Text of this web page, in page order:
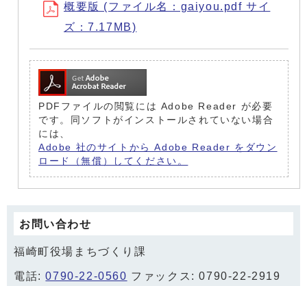
概要版 (ファイル名：gaiyou.pdf サイ
ズ：7.17MB)
PDFファイルの閲覧には Adobe Reader が必要
です。同ソフトがインストールされていない場合
には、
Adobe 社のサイトから Adobe Reader をダウン
ロード（無償）してください。
お問い合わせ
福崎町役場まちづくり課
電話:0790-22-0560 ファックス: 0790-22-2919